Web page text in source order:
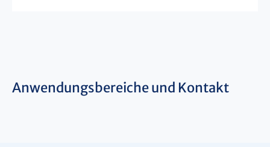
Anwendungsbereiche und Kontakt